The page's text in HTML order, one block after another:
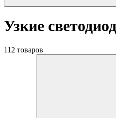
Узкие
112 товаров